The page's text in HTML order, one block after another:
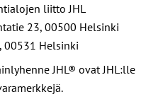
liitto JHL
23, 00500 Helsinki
00531 Helsinki
JHL® ovat JHL:lle